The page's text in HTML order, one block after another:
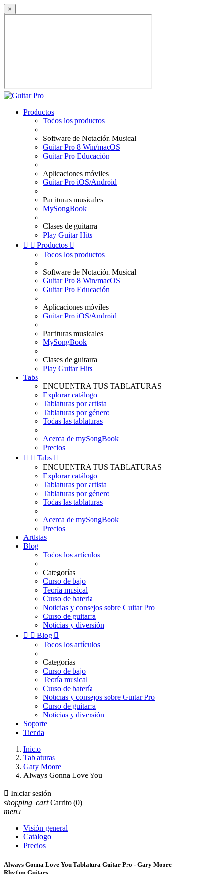
×
Productos
Todos los productos
Software de Notación Musical
Guitar Pro 8 Win/macOS
Guitar Pro Educación
Aplicaciones móviles
Guitar Pro iOS/Android
Partituras musicales
MySongBook
Clases de guitarra
Play Guitar Hits
  Productos 
Todos los productos
Software de Notación Musical
Guitar Pro 8 Win/macOS
Guitar Pro Educación
Aplicaciones móviles
Guitar Pro iOS/Android
Partituras musicales
MySongBook
Clases de guitarra
Play Guitar Hits
Tabs
ENCUENTRA TUS TABLATURAS
Explorar catálogo
Tablaturas por artista
Tablaturas por género
Todas las tablaturas
Acerca de mySongBook
Precios
  Tabs 
ENCUENTRA TUS TABLATURAS
Explorar catálogo
Tablaturas por artista
Tablaturas por género
Todas las tablaturas
Acerca de mySongBook
Precios
Artistas
Blog
Todos los artículos
Categorías
Curso de bajo
Teoría musical
Curso de batería
Noticias y consejos sobre Guitar Pro
Curso de guitarra
Noticias y diversión
  Blog 
Todos los artículos
Categorías
Curso de bajo
Teoría musical
Curso de batería
Noticias y consejos sobre Guitar Pro
Curso de guitarra
Noticias y diversión
Soporte
Tienda
Inicio
Tablaturas
Gary Moore
Always Gonna Love You
 Iniciar sesión
shopping_cart Carrito (0)
menu
Visión general
Catálogo
Precios
Always Gonna Love You Tablatura Guitar Pro - Gary Moore
Rhythm Guitars